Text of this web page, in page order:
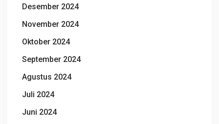
Desember 2024
November 2024
Oktober 2024
September 2024
Agustus 2024
Juli 2024
Juni 2024